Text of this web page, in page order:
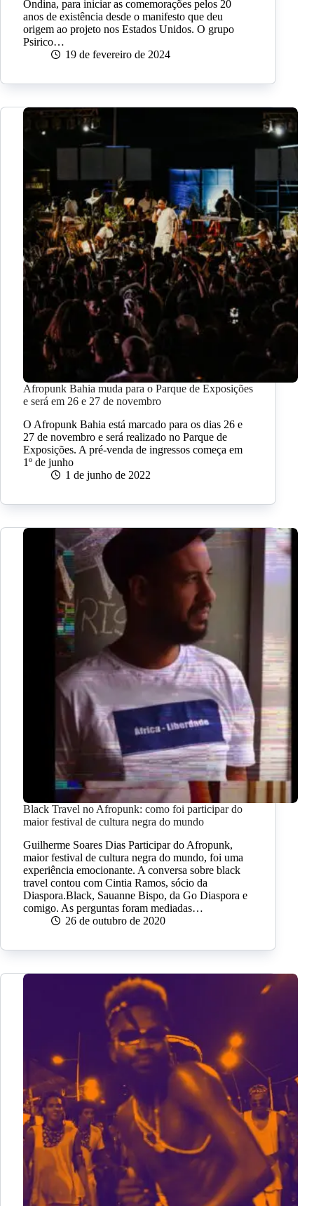
Ondina, para iniciar as comemorações pelos 20
anos de existência desde o manifesto que deu
origem ao projeto nos Estados Unidos. O grupo
Psirico…
19 de fevereiro de 2024
Afropunk Bahia muda para o Parque de Exposições
e será em 26 e 27 de novembro
O Afropunk Bahia está marcado para os dias 26 e
27 de novembro e será realizado no Parque de
Exposições. A pré-venda de ingressos começa em
1º de junho
1 de junho de 2022
Black Travel no Afropunk: como foi participar do
maior festival de cultura negra do mundo
Guilherme Soares Dias Participar do Afropunk,
maior festival de cultura negra do mundo, foi uma
experiência emocionante. A conversa sobre black
travel contou com Cintia Ramos, sócio da
Diaspora.Black, Sauanne Bispo, da Go Diaspora e
comigo. As perguntas foram mediadas…
26 de outubro de 2020